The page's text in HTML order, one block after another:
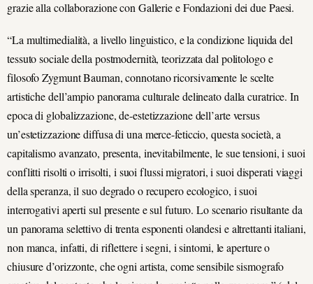
grazie alla collaborazione con Gallerie e Fondazioni dei due Paesi.
“La multimedialità, a livello linguistico, e la condizione liquida del
tessuto sociale della postmodernità, teorizzata dal politologo e
filosofo Zygmunt Bauman, connotano ricorsivamente le scelte
artistiche dell’ampio panorama culturale delineato dalla curatrice. In
epoca di globalizzazione, de-estetizzazione dell’arte versus
un’estetizzazione diffusa di una merce-feticcio, questa società, a
capitalismo avanzato, presenta, inevitabilmente, le sue tensioni, i suoi
conflitti risolti o irrisolti, i suoi flussi migratori, i suoi disperati viaggi
della speranza, il suo degrado o recupero ecologico, i suoi
interrogativi aperti sul presente e sul futuro. Lo scenario risultante da
un panorama selettivo di trenta esponenti olandesi e altrettanti italiani,
non manca, infatti, di riflettere i segni, i sintomi, le aperture o
chiusure d’orizzonte, che ogni artista, come sensibile sismografo